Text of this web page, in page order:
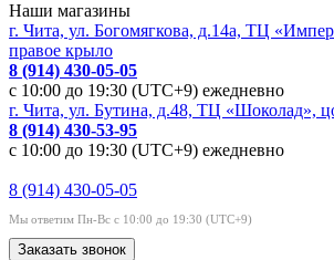
Наши магазины
г. Чита, ул. Богомягкова, д.14а, ТЦ
правое крыло
8 (914) 430-05-05
с 10:00 до 19:30 (UTC+9) ежедневно
г. Чита, ул. Бутина, д.48, ТЦ «Шоколад»,
8 (914) 430-53-95
с 10:00 до 19:30 (UTC+9) ежедневно
8 (914) 430-05-05
Мы ответим Пн-Вс с 10:00 до 19:30 (UTC+9)
Заказать звонок